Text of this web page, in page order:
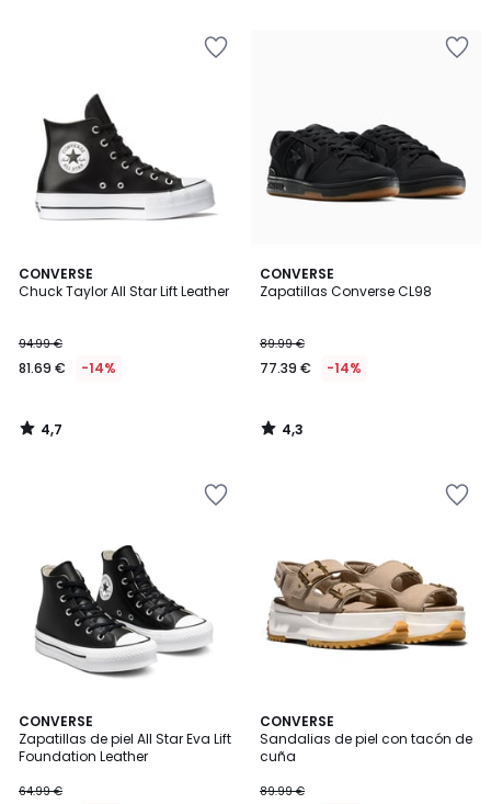
CONVERSE
Chuck Taylor All Star Lift Leather
94.99 €
81.69 € -14%
4,7
/ 5
4,7
/
CONVERSE
Zapatillas Converse CL98
89.99 €
77.39 € -14%
4,3
/ 5
4,3
/
CONVERSE
Zapatillas de piel All Star Eva Lift
Foundation Leather
64.99 €
4,5
/ 5
CONVERSE
Sandalias de piel con tacón de
cuña
89.99 €
5
/
5
3
Colores